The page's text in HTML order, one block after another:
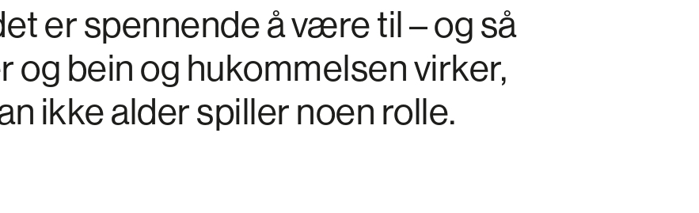
er spennende å være til – og så
og bein og hukommelsen virker,
ikke alder spiller noen rolle.